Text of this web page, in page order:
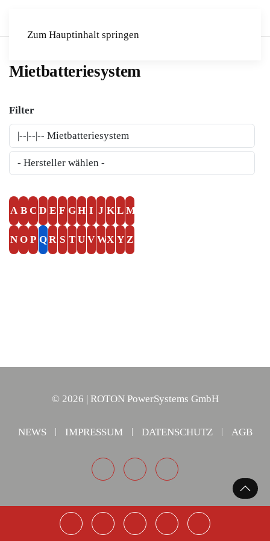
Zum Hauptinhalt springen
Mietbatteriesystem
Filter
A B C D E F GH I J K L M
N O P QR S T U V WX Y Z
© 2026 | ROTON PowerSystems GmbH
NEWS IMPRESSUM DATENSCHUTZ AGB